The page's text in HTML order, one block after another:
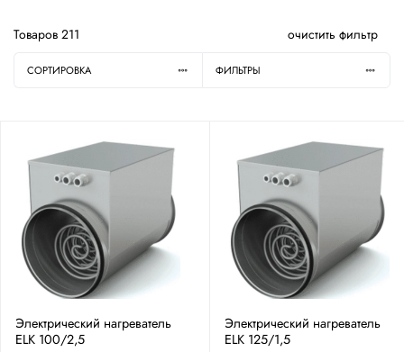
Товаров 211 очистить фильтр
СОРТИРОВКА ФИЛЬТРЫ
Электрический нагреватель
ELK 100/2,5
Электрический нагреватель
ELK 125/1,5